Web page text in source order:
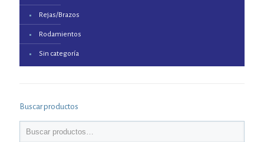
Rejas/Brazos
Rodamientos
Sin categoría
Buscar productos